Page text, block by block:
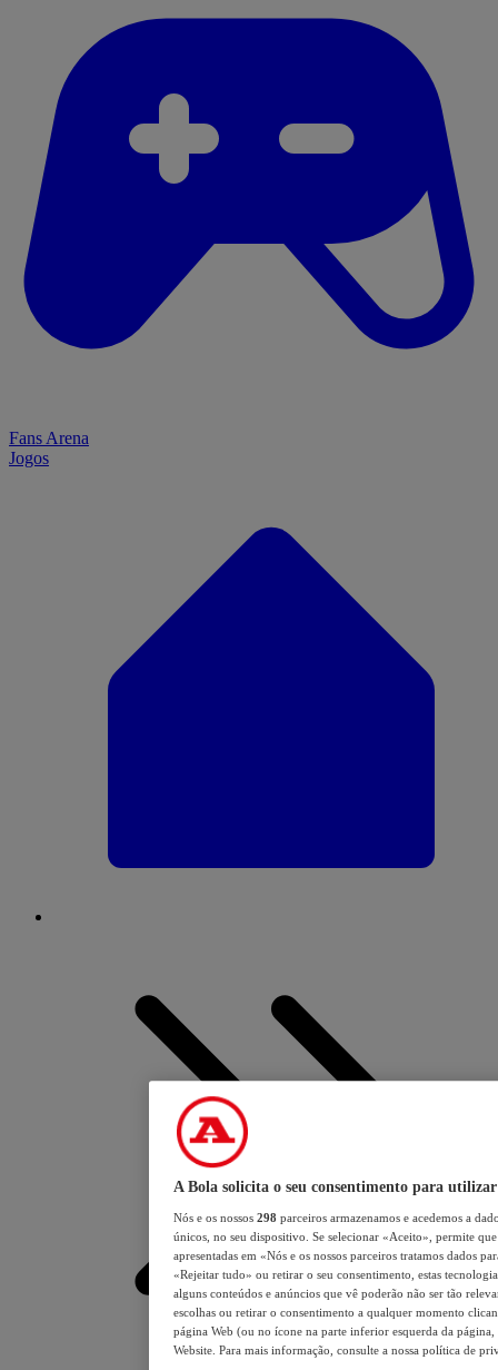
Fans Arena
Jogos
A Bola solicita o seu consentimento para utilizar
Nós e os nossos 298 parceiros armazenamos e acedemos a
únicos, no seu dispositivo. Se selecionar «Aceito», permite
apresentadas em «Nós e os nossos parceiros tratamos dados
«Rejeitar tudo» ou retirar o seu consentimento, estas
alguns conteúdos e anúncios que vê poderão não ser tão
escolhas ou retirar o consentimento a qualquer momento
página Web (ou no ícone na parte inferior esquerda da página,
Website. Para mais informação, consulte a nossa política de